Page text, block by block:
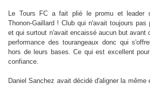
Le Tours FC a fait plié le promu et leader
Thonon-Gaillard ! Club qui n'avait toujours pas
et qui surtout n'avait encaissé aucun but avant
performance des tourangeaux donc qui
hors de leurs bases. Ce qui est excellent
confiance.
Daniel Sanchez avait décidé d'aligner la même